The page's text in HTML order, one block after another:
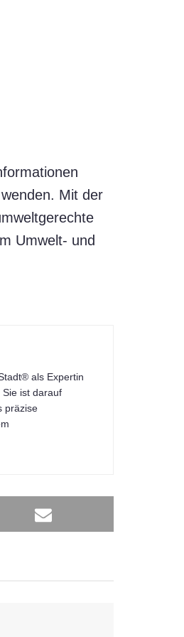
wenden. Mit der
Umwelt- und
als Expertin
ist darauf
präzise